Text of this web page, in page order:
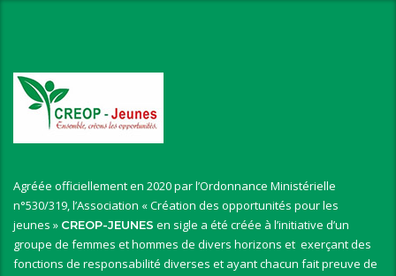
Agréée officiellement en 2020 par l’Ordonnance Ministérielle
n°530/319, l’Association « Création des opportunités pour les
jeunes » CREOP-JEUNES en sigle a été créée à l’initiative d’un
groupe de femmes et hommes de divers horizons et exerçant des
fonctions de responsabilité diverses et ayant chacun fait preuve de